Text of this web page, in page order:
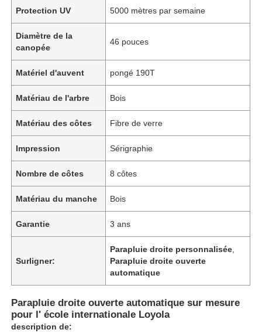
Protection UV 5000 mètres par semaine
Diamètre de la
canopée
46 pouces
Matériel d'auvent pongé 190T
Matériau de l'arbre Bois
Matériau des côtes Fibre de verre
Impression Sérigraphie
Nombre de côtes 8 côtes
Matériau du manche Bois
Garantie 3 ans
Surligner:
Parapluie droite personnalisée
Parapluie droite ouverte
automatique
Parapluie droite ouverte automatique sur mesure
pour l' école internationale Loyola
description de: